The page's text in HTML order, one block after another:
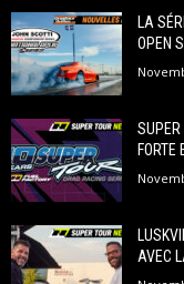
LA
OPEN
SUPER
FORTE
AVEC